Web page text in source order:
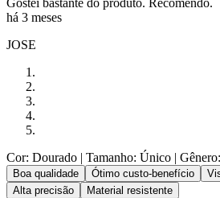
Gostei bastante do produto. Recomendo.
há 3 meses
JOSE
Cor: Dourado | Tamanho: Único |
Boa qualidade Ótimo custo-benefício
Alta precisão
Material resistente